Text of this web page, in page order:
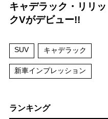
キャデラック・リリッ
クVがデビュー!!
SUV キャデラック
新車インプレッション
ランキング